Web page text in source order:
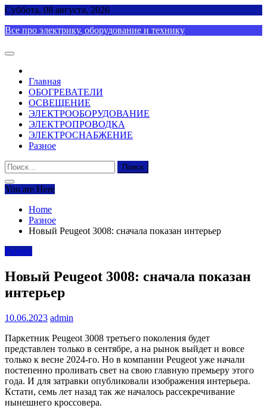
Skip
content
Суббота, 08 августа, 2026
Все про электрику, оборудование и технику
Главная
ОБОГРЕВАТЕЛИ
ОСВЕЩЕНИЕ
ЭЛЕКТРООБОРУДОВАНИЕ
ЭЛЕКТРОПРОВОДКА
ЭЛЕКТРОСНАБЖЕНИЕ
Разное
Найти:
You are Here
Home
Разное
Новый Peugeot 3008: сначала показан интерьер
Разное
Новый Peugeot 3008: сначала показан
интерьер
10.06.2023 admin
Паркетник Peugeot 3008 третьего поколения будет
представлен только в сентябре, а на рынок выйдет и вовсе
только к весне 2024-го. Но в компании Peugeot уже начали
постепенно проливать свет на свою главную премьеру этого
года. И для затравки опубликовали изображения интерьера.
Кстати, семь лет назад так же началось рассекречивание
нынешнего кроссовера.